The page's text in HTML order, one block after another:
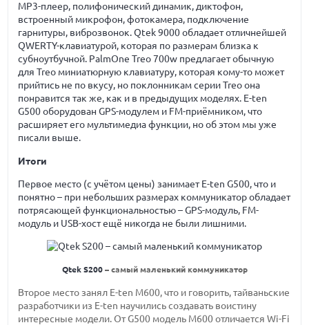
MP3-плеер, полифонический динамик, диктофон,
встроенный микрофон, фотокамера, подключение
гарнитуры, виброзвонок. Qtek 9000 обладает отличнейшей
QWERTY-клавиатурой, которая по размерам близка к
субноутбучной. PalmOne Treo 700w предлагает обычную
для Treo миниатюрную клавиатуру, которая кому-то может
прийтись не по вкусу, но поклонникам серии Treo она
понравится так же, как и в предыдущих моделях. E-ten
G500 оборудован GPS-модулем и FM-приёмником, что
расширяет его мультимедиа функции, но об этом мы уже
писали выше.
Итоги
Первое место (с учётом цены) занимает E-ten G500, что и
понятно – при небольших размерах коммуникатор обладает
потрясающей функциональностью – GPS-модуль, FM-
модуль и USB-хост ещё никогда не были лишними.
Qtek S200– самый маленький коммуникатор
Второе место занял E-ten M600, что и говорить, тайваньские
разработчики из E-ten научились создавать воистину
интересные модели. От G500 модель M600 отличается Wi-Fi